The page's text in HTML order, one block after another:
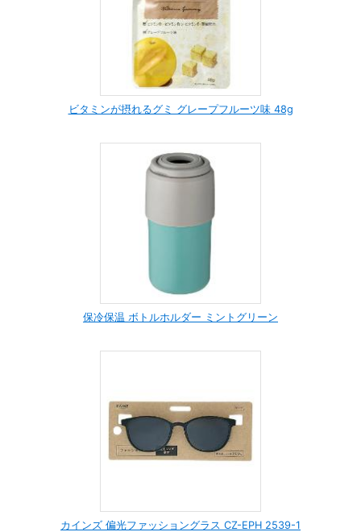
ビタミンが摂れるグミ グレープフルーツ味 48g
保冷保温 ボトルホルダー ミントグリーン
カインズ 偏光ファッショングラス CZ-EPH 2539-1